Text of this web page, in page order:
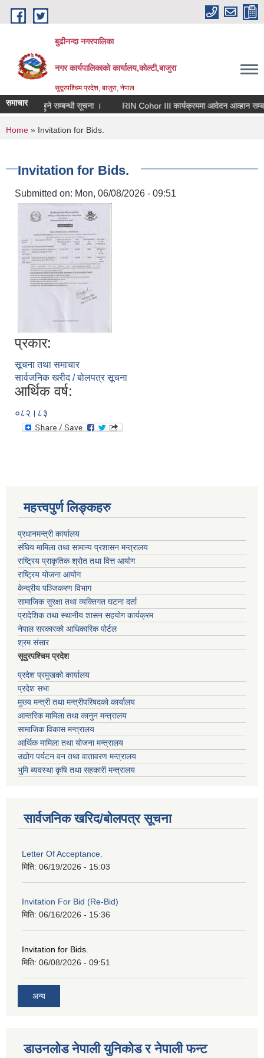
Skip to main content
बुढीनन्दा नगरपालिका
नगर कार्यपालिकाकाे कार्यालय,काेल्टी,बाजुरा
सुदूरपश्चिम प्रदेश, बाजुरा, नेपाल
समाचार
सूचिकृत हुने सम्बन्धी सूचना । RIN Cohor III कार्यक्रममा आवेदन आव्हान सम्बन्धी
You are here
Home » Invitation for Bids.
Invitation for Bids.
Submitted on: Mon, 06/08/2026 - 09:51
प्रकार:
सूचना तथा समाचार
सार्वजनिक खरीद / बोलपत्र सूचना
आर्थिक वर्ष:
०८२।८३
महत्त्वपुर्ण लिङ्कहरु
प्रधानमन्त्री कार्यालय
संघिय मामिला तथा सामान्य प्रशासन मन्त्रालय
राष्ट्रिय प्राकृतिक श्रोत तथा वित्त आयोग
राष्ट्रिय योजना आयोग
केन्द्रीय पञ्जिकरण विभाग
सामाजिक सुरक्षा तथा व्यक्तिगत घटना दर्ता
प्रादेशिक तथा स्थानीय शासन सहयोग कार्यक्रम
नेपाल सरकारको आधिकारिक पोर्टल
श्रम संसार
सूदुरपश्चिम प्रदेश
प्रदेश प्रमुखको कार्यालय
प्रदेश सभा
मुख्य मन्त्री तथा मन्त्रीपरिषदको कार्यालय
आन्तरिक मामिला तथा कानुन मन्त्रालय
सामाजिक विकास मन्त्रालय
आर्थिक मामिला तथा योजना मन्त्रालय
उद्योग पर्यटन वन तथा वातावरण मन्त्रालय
भुमि ब्यवस्था कृषि तथा सहकारी मन्त्रालय
सार्वजनिक खरिद/बोलपत्र सूचना
Letter Of Acceptance.
मिति: 06/19/2026 - 15:03
Invitation For Bid (Re-Bid)
मिति: 06/16/2026 - 15:36
Invitation for Bids.
मिति: 06/08/2026 - 09:51
अन्य
डाउनलोड नेपाली युनिकोड र नेपाली फन्ट